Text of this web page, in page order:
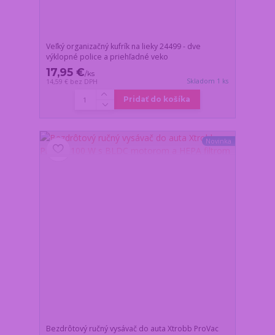
Veľký organizačný kufrík na lieky 24499 - dve
výklopné police a priehľadné veko
17,95 €/ks
14,59 € bez DPH Skladom 1 ks
Pridať do košíka
Novinka
Bezdrôtový ručný vysávač do auta Xtrobb ProVac